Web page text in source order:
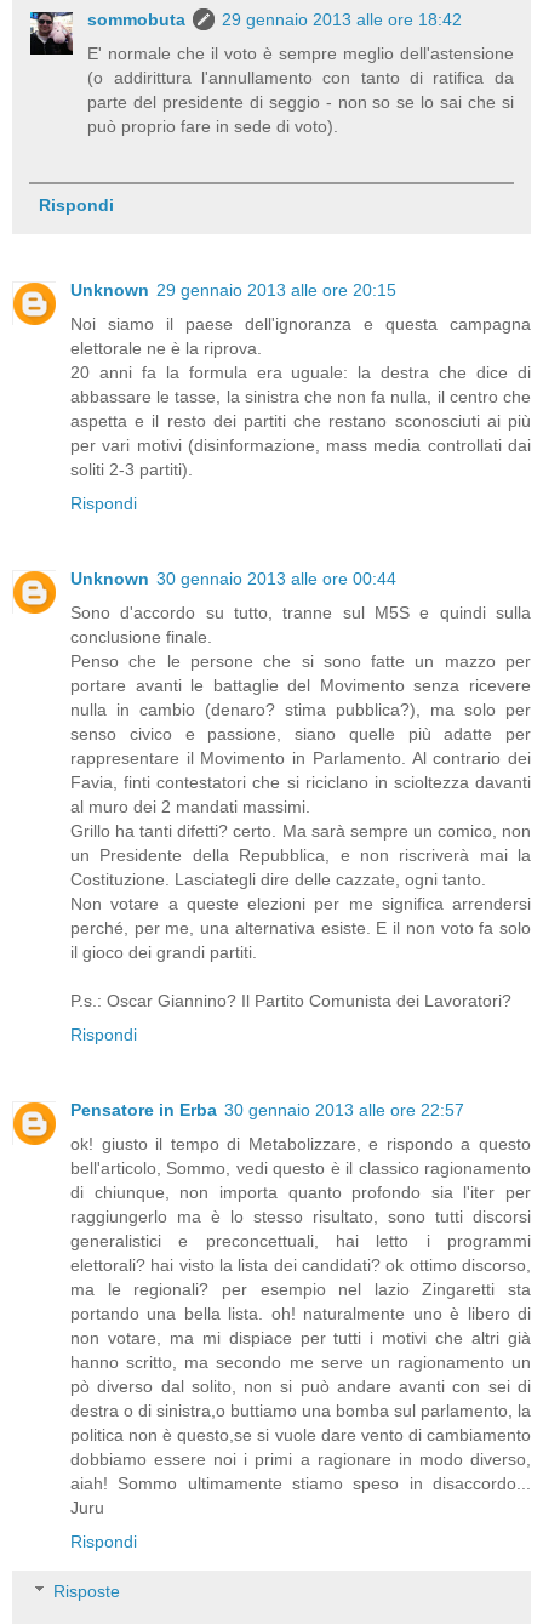
sommobuta
29 gennaio 2013 alle ore 18:42
E' normale che il voto è sempre meglio dell'astensione
(o addirittura l'annullamento con tanto di ratifica da
parte del presidente di seggio - non so se lo sai che si
può proprio fare in sede di voto).
Rispondi
Unknown 29 gennaio 2013 alle ore 20:15
Noi siamo il paese dell'ignoranza e questa campagna
elettorale ne è la riprova.
20 anni fa la formula era uguale: la destra che dice di
abbassare le tasse, la sinistra che non fa nulla, il centro che
aspetta e il resto dei partiti che restano sconosciuti ai più
per vari motivi (disinformazione, mass media controllati dai
soliti 2-3 partiti).
Rispondi
Unknown 30 gennaio 2013 alle ore 00:44
Sono d'accordo su tutto, tranne sul M5S e quindi sulla
conclusione finale.
Penso che le persone che si sono fatte un mazzo per
portare avanti le battaglie del Movimento senza ricevere
nulla in cambio (denaro? stima pubblica?), ma solo per
senso civico e passione, siano quelle più adatte per
rappresentare il Movimento in Parlamento. Al contrario dei
Favia, finti contestatori che si riciclano in scioltezza davanti
al muro dei 2 mandati massimi.
Grillo ha tanti difetti? certo. Ma sarà sempre un comico, non
un Presidente della Repubblica, e non riscriverà mai la
Costituzione. Lasciategli dire delle cazzate, ogni tanto.
Non votare a queste elezioni per me significa arrendersi
perché, per me, una alternativa esiste. E il non voto fa solo
il gioco dei grandi partiti.
P.s.: Oscar Giannino? Il Partito Comunista dei Lavoratori?
Rispondi
Pensatore in Erba 30 gennaio 2013 alle ore 22:57
ok! giusto il tempo di Metabolizzare, e rispondo a questo
bell'articolo, Sommo, vedi questo è il classico ragionamento
di chiunque, non importa quanto profondo sia l'iter per
raggiungerlo ma è lo stesso risultato, sono tutti discorsi
generalistici e preconcettuali, hai letto i programmi
elettorali? hai visto la lista dei candidati? ok ottimo discorso,
ma le regionali? per esempio nel lazio Zingaretti sta
portando una bella lista. oh! naturalmente uno è libero di
non votare, ma mi dispiace per tutti i motivi che altri già
hanno scritto, ma secondo me serve un ragionamento un
pò diverso dal solito, non si può andare avanti con sei di
destra o di sinistra,o buttiamo una bomba sul parlamento, la
politica non è questo,se si vuole dare vento di cambiamento
dobbiamo essere noi i primi a ragionare in modo diverso,
aiah! Sommo ultimamente stiamo speso in disaccordo...
Juru
Rispondi
Risposte